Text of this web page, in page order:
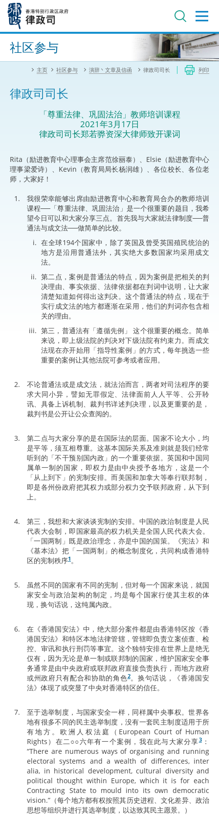
内
进阶搜寻
社区参与
主页 社区参与 演辞丶文章及信函 律政司司长 列印
律政司司长
「尊重法律、巩固法治」教师培训课程
2021年3月17日
律政司司长郑若骅资深大律师致开课词
Rita（励进教育中心理事会主席范徐丽泰）、Elsie（励进教育中心
理事梁爱诗）、Kevin（教育局局长杨润雄）、各位校长、各位老
师，大家好！
我很荣幸能够出席由励进教育中心和教育局合办的教师培训
课程──「尊重法律、巩固法治」是一个很重要的题目，我希
望今日可以和大家分享三点。首先我与大家就法律制度──普
通法与成文法──做简单的比较。
在全球194个国家中，除了英国及曾受英国殖民统治的
地方是沿用普通法外，其实绝大多数国家均采用成文
法。
第二点，案例是普通法的特点，因为案例是把相关的判
决理由、事实依据、法律依据都在判词中说明，让大家
清楚知道如何得出这判决。这个普通法的特点，现在于
实行成文法的地方都逐渐在采用，他们的判词亦包含相
关的理由。
第三，普通法有「遵循先例」 这个很重要的概念。简单
来说，即上级法院的判决对下级法院有约束力。而成文
法现在亦开始用「指导性案例」的方式，每年挑选一些
重要的案例让其他法院可参考或者应用。
不论普通法或是成文法，就法治而言，两者对司法程序的要
求大同小异，譬如无罪假定、法律面前人人平等、公开聆
讯、具备上诉机制、裁判书详述判决理，以及更重要的是，
裁判书是公开让公众查阅的。
第二点与大家分享的是在国际法的层面。国家不论大小，均
是平等，须互相尊重。这基本国际关系及准则就是我们经常
听到的「不干预别国内政」的一个重要依据。英国和中国同
属单一制的国家，即权力是由中央授予各地方，这是一个
「从上到下」的宪制安排。而美国和加拿大等奉行联邦制，
即是各州份政府把其权力或部分权力交予联邦政府，从下到
上。
第三，我想和大家谈谈宪制的安排。中国的政治制度是人民
代表大会制，即国家最高的权力机关是全国人民代表大会。
「一国两制」既是政治理念，亦是中国的国策。《宪法》和
《基本法》把「一国两制」的概念制度化，共同构成香港特
区的宪制秩序1。
虽然不同的国家有不同的宪制，但对每一个国家来说，就国
家安全与政治架构的制定，均是每个国家行使其主权的体
现，换句话说，这纯属内政。
在《香港国安法》中，绝大部分案件都是由香港特区按《香
港国安法》和特区本地法律管辖，管辖即负责立案侦查、检
控、审讯和执行刑罚等事宜。这个独特安排在世界上是绝无
仅有，因为无论是单一制或联邦制的国家，维护国家安全事
务通常是由中央政府或联邦政府直接负责执行，而地方政府
或州政府只有配合和协助的角色2。换句话说，《香港国安
法》体现了或突显了中央对香港特区的信任。
至于选举制度，与国家安全一样，同样属中央事权。世界各
地有很多不同的民主选举制度，没有一套民主制度适用于所
有地方。欧洲人权法庭（European Court of Human
Rights）在二○○六年有一个案例，我在此与大家分享3：
“There are numerous ways of organising and running
electoral systems and a wealth of differences, inter
alia, in historical development, cultural diversity and
political thought within Europe, which it is for each
Contracting State to mould into its own democratic
vision.”（每个地方都有权按照其历史进程、文化差异、政治
思想等组织并进行其选举制度，以达致其民主愿景。）